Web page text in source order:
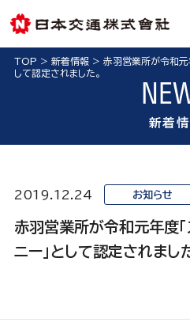
TOP > 新着情報> 赤羽営業所が令和元
して認定されました。
新着
2019.12.24 お知らせ
赤羽営業所が令和元年度
ニー」として認定されまし